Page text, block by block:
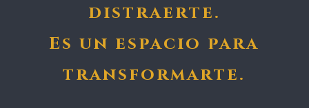
distraerte.
Es un espacio para
transformarte.